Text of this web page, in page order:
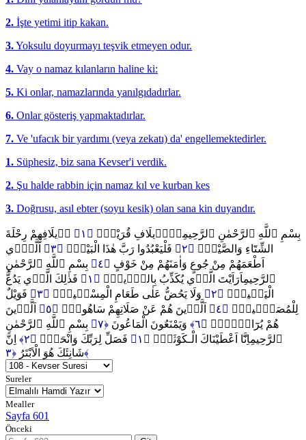
2. İşte yetimi itip kakan.
3.Yoksulu doyurmayı teşvik etmeyen odur.
4. Vay o namaz kılanların haline ki:
5. Ki onlar, namazlarında yanılgıdadırlar.
6. Onlar gösteriş yapmaktadırlar.
7. Ve 'ufacık bir yardımı (veya zekatı) da' engellemektedirler.
1. Süphesiz, biz sana Kevser'i verdik.
2. Şu halde rabbin için namaz kıl ve kurban kes
3. Doğrusu, asıl ebter (soyu kesik) olan sana kin duyandır.
بِسْمِ ٱللَّهِ ٱلرَّحْمٰنِ ٱلرَّحِيمِلِا۪يلَافِ قُرَيْشٍۙ ﴿١﴾
ا۪يلَافِهِمْ رِحْلَةَ
الشِّتَٓاءِ وَالصَّيْفِۚ ﴿٢﴾ فَلْيَعْبُدُوا رَبَّ هٰذَا الْبَيْتِۙ ﴿٣﴾
اَلَّذ۪ٓي
اَطْعَمَهُمْ مِنْ جُوعٍ وَاٰمَنَهُمْ مِنْ خَوْفٍ ﴿٤﴾
بِسْمِ ٱللَّهِ ٱلرَّحْمٰنِ
ٱلرَّحِيمِاَرَاَيْتَ الَّذ۪ي يُكَذِّبُ بِالدّ۪ينِۜ ﴿١﴾
فَذٰلِكَ الَّذ۪ي يَدُعُّ
الْيَت۪يمَۙ ﴿٢﴾ وَلَا يَحُضُّ عَلٰى طَعَامِ الْمِسْك۪ينِۜ ﴿٣﴾
فَوَيْلٌ
لِلْمُصَلّ۪ينَۙ ﴿٤﴾ اَلَّذ۪ينَ هُمْ عَنْ صَلَاتِهِمْ سَاهُونَۙ ﴿٥﴾
اَلَّذ۪ينَ
هُمْ يُرَٓاؤُ۫نَۙ ﴿٦﴾ وَيَمْنَعُونَ الْمَاعُونَ ﴿٧﴾
بِسْمِ ٱللَّهِ ٱلرَّحْمٰنِ
ٱلرَّحِيمِاِنَّٓا اَعْطَيْنَاكَ الْـكَوْثَرَۜ ﴿١﴾ فَصَلِّ لِرَبِّكَ وَانْحَرْۜ ﴿٢﴾
اِنَّ
شَانِئَكَ هُوَ الْاَبْتَرُ﴿٣﴾
Sureler
Mealler
Sayfa 601
Önceki